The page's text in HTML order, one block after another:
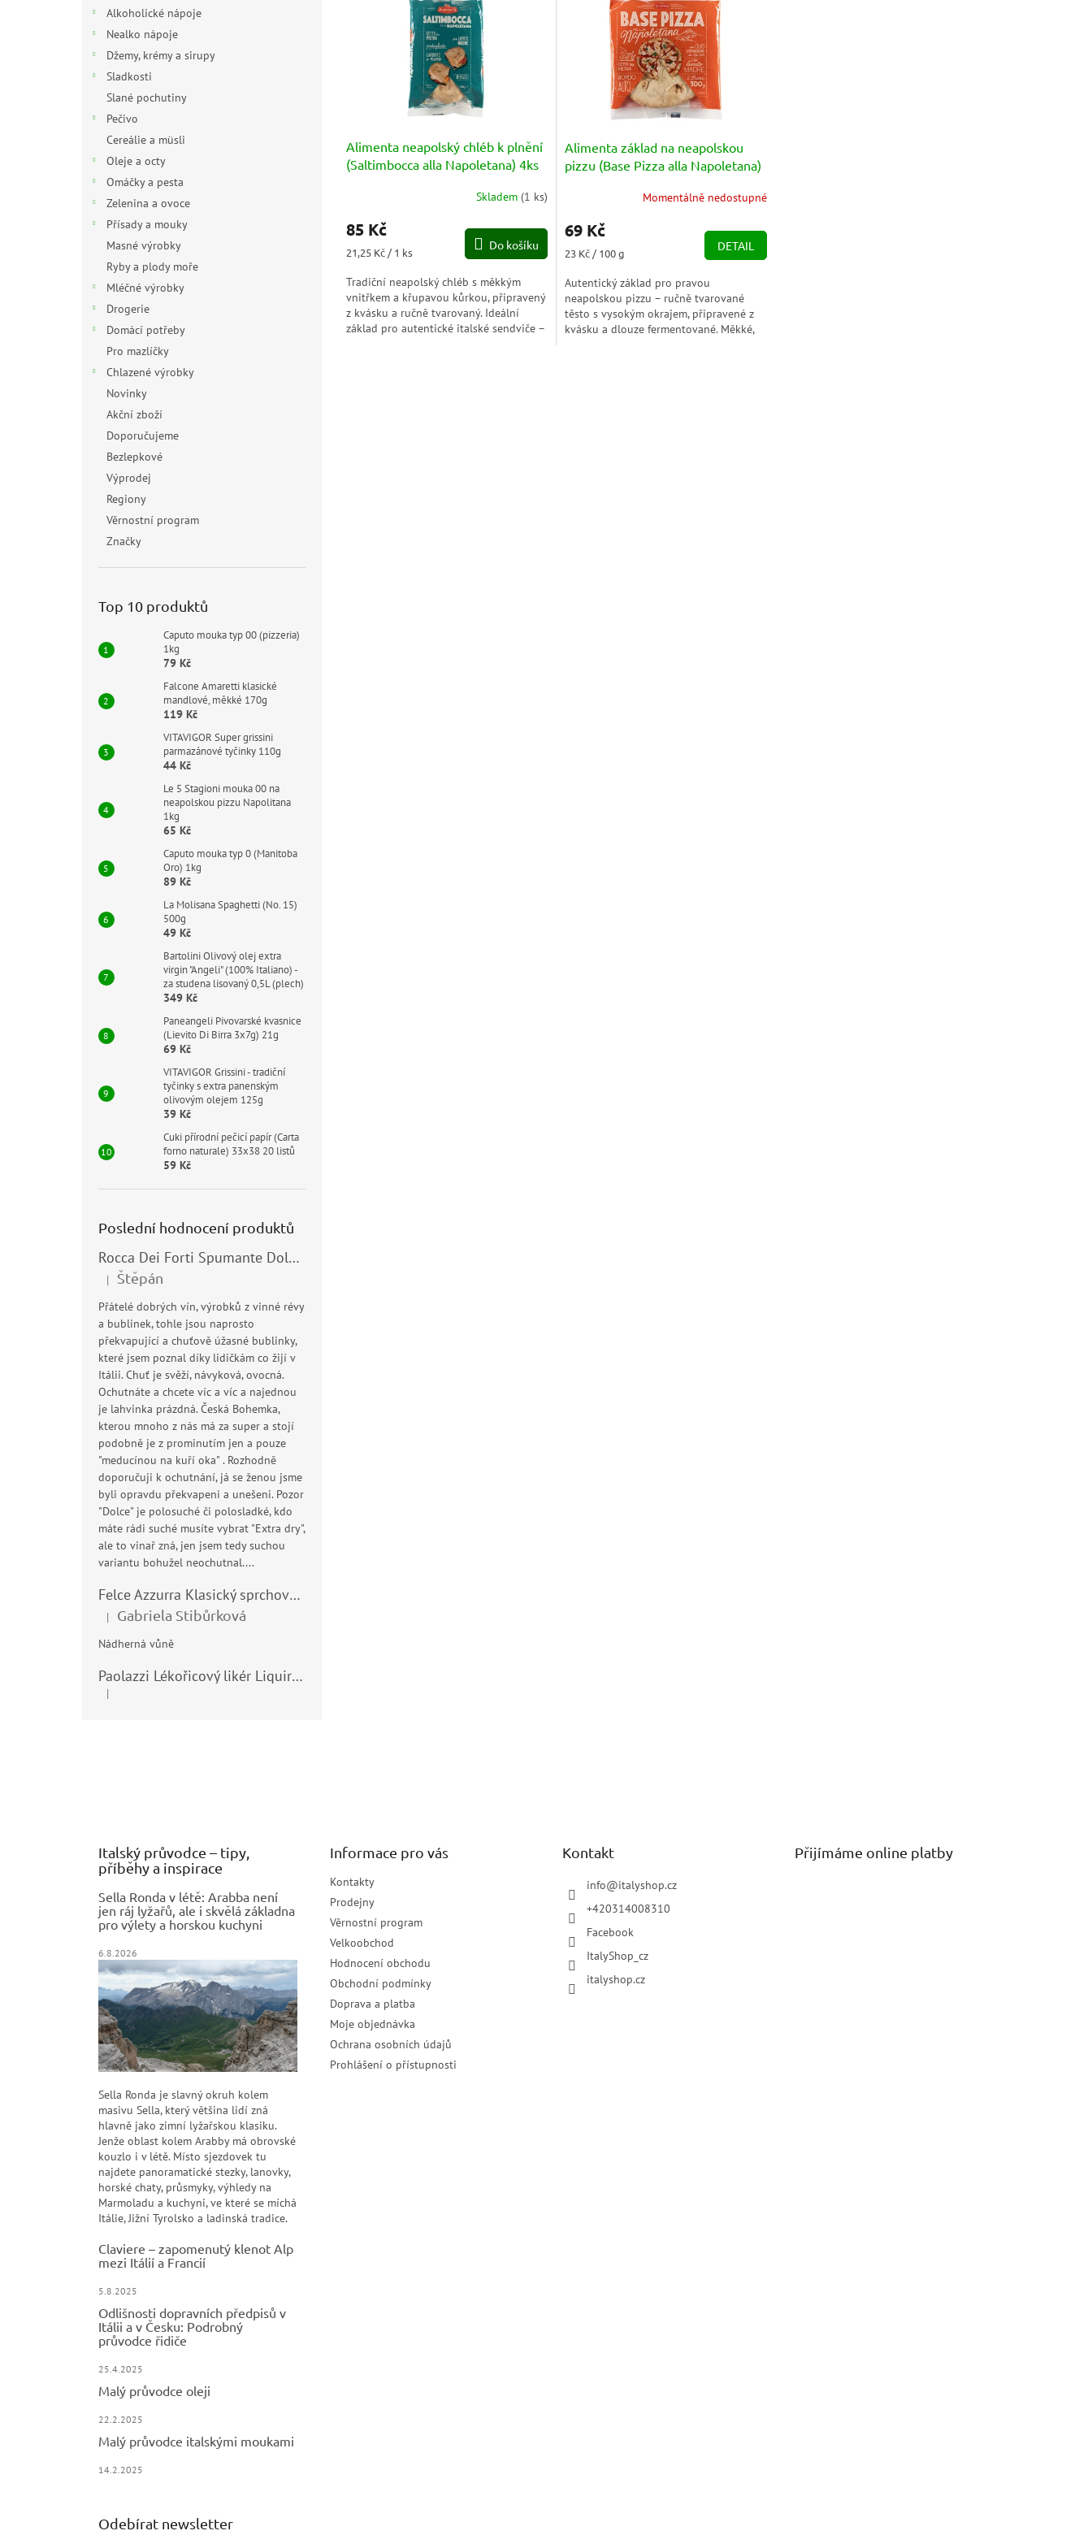
Alkoholické nápoje
Nealko nápoje
Džemy, krémy a sirupy
Sladkosti
Slané pochutiny
Pečivo
Cereálie a müsli
Oleje a octy
Omáčky a pesta
Zelenina a ovoce
Přísady a mouky
Masné výrobky
Ryby a plody moře
Mléčné výrobky
Drogerie
Domácí potřeby
Pro mazlíčky
Chlazené výrobky
Novinky
Akční zboží
Doporučujeme
Bezlepkové
Výprodej
Regiony
Věrnostní program
Značky
Top 10 produktů
Caputo mouka typ 00 (pizzeria)
1kg
79 Kč
Falcone Amaretti klasické
mandlové, měkké 170g
119 Kč
VITAVIGOR Super grissini
parmazánové tyčinky 110g
44 Kč
Le 5 Stagioni mouka 00 na
neapolskou pizzu Napolitana
1kg
65 Kč
Caputo mouka typ 0 (Manitoba
Oro) 1kg
89 Kč
La Molisana Spaghetti (No. 15)
500g
49 Kč
Bartolini Olivový olej extra
virgin "Angeli" (100% Italiano) -
za studena lisovaný 0,5L (plech)
349 Kč
Paneangeli Pivovarské kvasnice
(Lievito Di Birra 3x7g) 21g
69 Kč
VITAVIGOR Grissini - tradiční
tyčinky s extra panenským
olivovým olejem 125g
39 Kč
Cuki přírodní pečicí papír (Carta
forno naturale) 33x38 20 listů
59 Kč
Poslední hodnocení produktů
Rocca Dei Forti Spumante Dolce 11,5% 0,75l
Hodnocení produktu je 5 z 5 hvězdiček.
| Štěpán
Přátelé dobrých vín, výrobků z vinné révy
a bublinek, tohle jsou naprosto
překvapující a chuťově úžasné bublinky,
které jsem poznal díky lidičkám co žijí v
Itálii. Chuť je svěží, návyková, ovocná.
Ochutnáte a chcete víc a víc a najednou
je lahvinka prázdná. Česká Bohemka,
kterou mnoho z nás má za super a stojí
podobně je z prominutím jen a pouze
"meducínou na kuří oka" . Rozhodně
doporučuji k ochutnání, já se ženou jsme
byli opravdu překvapeni a unešeni. Pozor
"Dolce" je polosuché či polosladké, kdo
máte rádi suché musíte vybrat "Extra dry",
ale to vinař zná, jen jsem tedy suchou
variantu bohužel neochutnal....
Felce Azzurra Klasický sprchový gel - doccia gel 400ml
Hodnocení produktu je 5 z 5 hvězdiček.
| Gabriela Stibůrková
Nádherná vůně
Paolazzi Lékořicový likér Liquirizia 24% 0,7L
Hodnocení produktu je 5 z 5 hvězdiček.
|
Alimenta neapolský chléb k plnění
(Saltimbocca alla Napoletana) 4ks
Skladem (1 ks)
85 Kč
Měrná
21,25 Kč / 1 ks
Do košíku
Tradiční neapolský chléb s měkkým
vnitřkem a křupavou kůrkou, připravený
z kvásku a ručně tvarovaný. Ideální
základ pro autentické italské sendviče –
Alimenta základ na neapolskou
pizzu (Base Pizza alla Napoletana)
Momentálně nedostupné
69 Kč
Měrná
23 Kč / 100 g
DETAIL
Autentický základ pro pravou
neapolskou pizzu – ručně tvarované
těsto s vysokým okrajem, připravené z
kvásku a dlouze fermentované. Měkké,
Italský průvodce – tipy,
příběhy a inspirace
Sella Ronda v létě: Arabba není
jen ráj lyžařů, ale i skvělá základna
pro výlety a horskou kuchyni
6.8.2026
Sella Ronda je slavný okruh kolem
masivu Sella, který většina lidí zná
hlavně jako zimní lyžařskou klasiku.
Jenže oblast kolem Arabby má obrovské
kouzlo i v létě. Místo sjezdovek tu
najdete panoramatické stezky, lanovky,
horské chaty, průsmyky, výhledy na
Marmoladu a kuchyni, ve které se míchá
Itálie, Jižní Tyrolsko a ladinská tradice.
Claviere – zapomenutý klenot Alp
mezi Itálií a Francií
5.8.2025
Odlišnosti dopravních předpisů v
Itálii a v Česku: Podrobný
průvodce řidiče
25.4.2025
Malý průvodce oleji
22.2.2025
Malý průvodce italskými moukami
14.2.2025
Informace pro vás
Kontakty
Prodejny
Věrnostní program
Velkoobchod
Hodnocení obchodu
Obchodní podmínky
Doprava a platba
Moje objednávka
Ochrana osobních údajů
Prohlášení o přístupnosti
Kontakt
info@italyshop.cz
+420314008310
Facebook
ItalyShop_cz
italyshop.cz
Přijímáme online platby
Odebírat newsletter